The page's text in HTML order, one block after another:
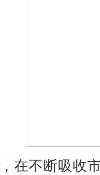
在不断吸收